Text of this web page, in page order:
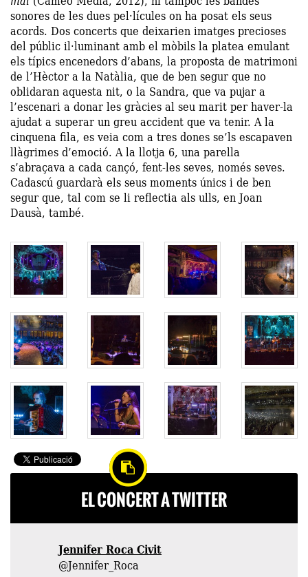
sonores de les dues pel·lícules on ha posat els seus
acords. Dos concerts que deixarien imatges precioses
del públic il·luminant amb el mòbils la platea emulant
els típics encenedors d’abans, la proposta de matrimoni
de l’Hèctor a la Natàlia, que de ben segur que no
oblidaran aquesta nit, o la Sandra, que va pujar a
l’escenari a donar les gràcies al seu marit per haver-la
ajudat a superar un greu accident que va tenir. A la
cinquena fila, es veia com a tres dones se’ls escapaven
llàgrimes d’emoció. A la llotja 6, una parella
s’abraçava a cada cançó, fent-les seves, només seves.
Cadascú guardarà els seus moments únics i de ben
segur que, tal com se li reflectia als ulls, en Joan
Dausà, també.
EL CONCERT A TWITTER
Jennifer Roca Civit
@Jennifer_Roca